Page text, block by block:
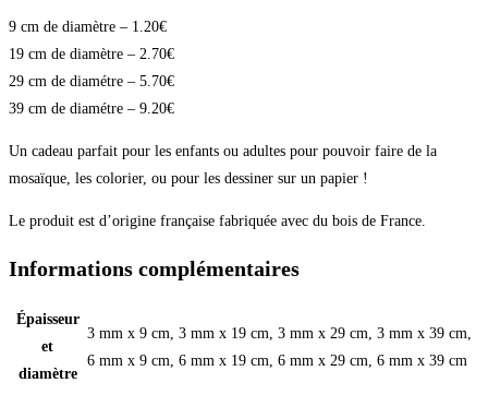
9 cm de diamètre – 1.20€
19 cm de diamètre – 2.70€
29 cm de diamétre – 5.70€
39 cm de diamétre – 9.20€
Un cadeau parfait pour les enfants ou adultes pour pouvoir faire de la
mosaïque, les colorier, ou pour les dessiner sur un papier !
Le produit est d’origine française fabriquée avec du bois de France.
Informations complémentaires
Épaisseur
et
diamètre
3 mm x 9 cm, 3 mm x 19 cm, 3 mm x 29 cm, 3 mm x 39 cm,
6 mm x 9 cm, 6 mm x 19 cm, 6 mm x 29 cm, 6 mm x 39 cm